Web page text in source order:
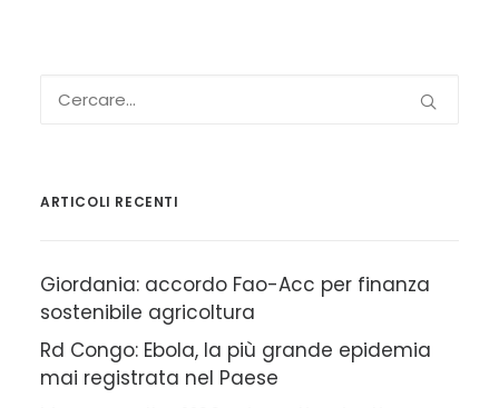
ARTICOLI RECENTI
Giordania: accordo Fao-Acc per finanza
sostenibile agricoltura
Rd Congo: Ebola, la più grande epidemia
mai registrata nel Paese